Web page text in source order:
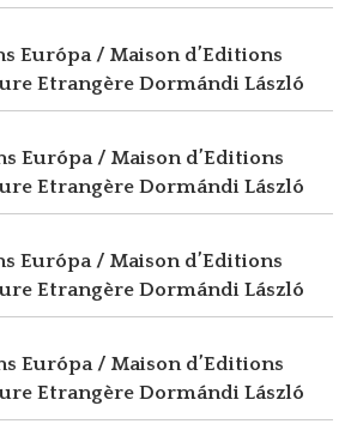
Európa / Maison d’Editions
Etrangère Dormándi László
Európa / Maison d’Editions
Etrangère Dormándi László
Európa / Maison d’Editions
Etrangère Dormándi László
Európa / Maison d’Editions
Etrangère Dormándi László